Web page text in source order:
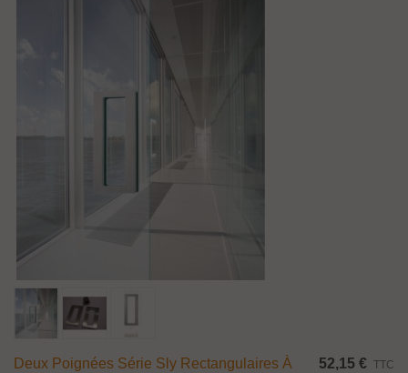
Deux Poignées Série Sly Rectangulaires À
52,15 € TTC